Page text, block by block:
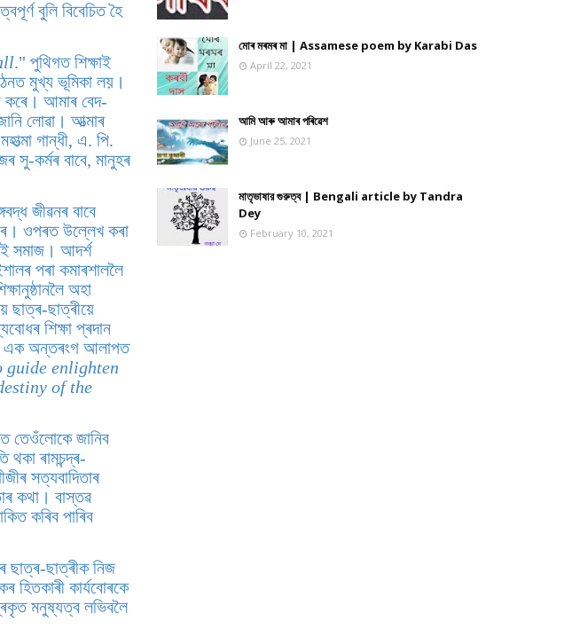
বুলি বিবেচিত হৈ
." পুথিগত শিক্ষাই
মুখ্য ভূমিকা লয়।
কৰে। আমাৰ বেদ-
লোৱা। আত্মাৰ
গান্ধী, এ. পি.
সু-কৰ্মৰ বাবে, মানুহৰ
জীৱনৰ বাবে
ওপৰত উল্লেখ কৰা
সমাজ। আদৰ্শ
পৰা কমাৰশাললৈ
অহা
ছাত্ৰ-ছাত্ৰীয়ে
শিক্ষা প্ৰদান
এক অন্তৰংগ আলাপত
guide enlighten
of the
তেওঁলোকে জানিব
থকা ৰামচন্দ্ৰ-
সত্যবাদিতাৰ
কথা। বাস্তৱ
কৰিব পাৰিব
ছাত্ৰ-ছাত্ৰীক নিজ
কাৰ্যবোৰকে
মনুষ্যত্ব লভিবলৈ
মোৰ মৰমৰ মা | Assamese poem by Karabi Das
April 22, 2021
আমি আৰু আমাৰ পৰিৱেশ
June 25, 2021
মাতৃভাষার গুরুত্ব | Bengali article by Tandra
Dey
February 10, 2021